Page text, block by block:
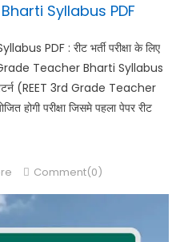
Syllabus PDF
PDF : रीट भर्ती परीक्षा के लिए
Grade Teacher Bharti Syllabus
पैटर्न (REET 3rd Grade Teacher
परीक्षा जिसमे पहला पेपर रीट
Comment(0)